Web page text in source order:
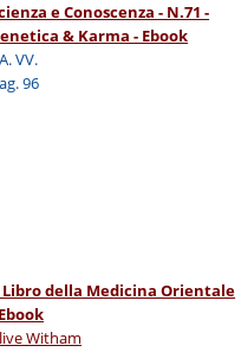
e Conoscenza - N.71 -
& Karma - Ebook
VV.
96
Libro della Medicina Orientale
Witham